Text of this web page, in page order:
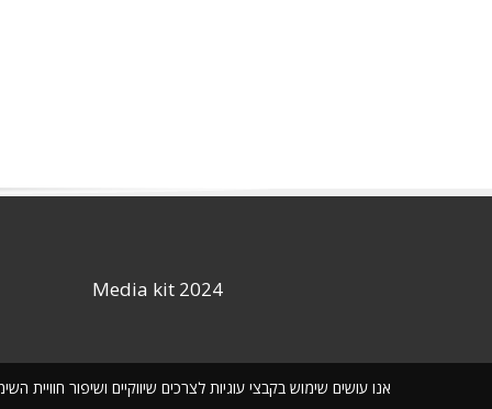
אנו עושים שימוש בקבצי עוגיות לצרכים שיווקיים ושיפור
Media kit 2024